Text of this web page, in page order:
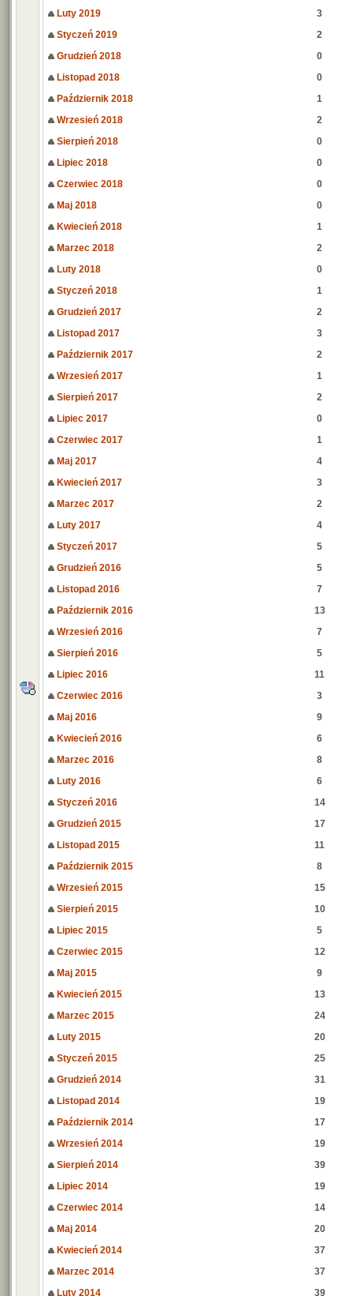
Luty 2019
3
Styczeń 2019
2
Grudzień 2018
0
Listopad 2018
0
Październik 2018
1
Wrzesień 2018
2
Sierpień 2018
0
Lipiec 2018
0
Czerwiec 2018
0
Maj 2018
0
Kwiecień 2018
1
Marzec 2018
2
Luty 2018
0
Styczeń 2018
1
Grudzień 2017
2
Listopad 2017
3
Październik 2017
2
Wrzesień 2017
1
Sierpień 2017
2
Lipiec 2017
0
Czerwiec 2017
1
Maj 2017
4
Kwiecień 2017
3
Marzec 2017
2
Luty 2017
4
Styczeń 2017
5
Grudzień 2016
5
Listopad 2016
7
Październik 2016
13
Wrzesień 2016
7
Sierpień 2016
5
Lipiec 2016
11
Czerwiec 2016
3
Maj 2016
9
Kwiecień 2016
6
Marzec 2016
8
Luty 2016
6
Styczeń 2016
14
Grudzień 2015
17
Listopad 2015
11
Październik 2015
8
Wrzesień 2015
15
Sierpień 2015
10
Lipiec 2015
5
Czerwiec 2015
12
Maj 2015
9
Kwiecień 2015
13
Marzec 2015
24
Luty 2015
20
Styczeń 2015
25
Grudzień 2014
31
Listopad 2014
19
Październik 2014
17
Wrzesień 2014
19
Sierpień 2014
39
Lipiec 2014
19
Czerwiec 2014
14
Maj 2014
20
Kwiecień 2014
37
Marzec 2014
37
Luty 2014
39